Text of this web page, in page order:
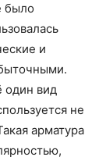
было
и
один вид
не
арматура